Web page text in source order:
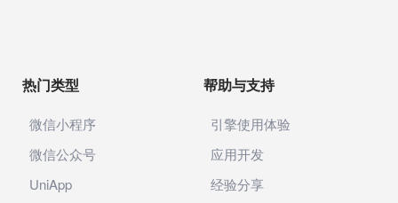
热门类型
微信小程序
微信公众号
UniApp
帮助与支持
引擎使用体验
应用开发
经验分享